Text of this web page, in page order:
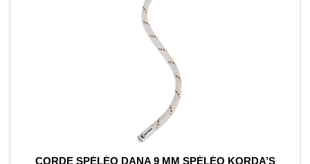
CORDE SPÉLÉO DANA 9 MM SPÉLÉO KORDA’S